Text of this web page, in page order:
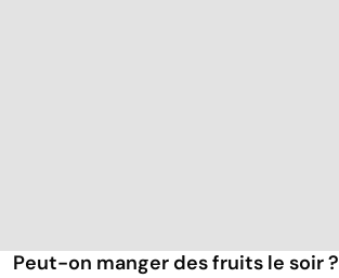
Peut-on manger des fruits le soir ?